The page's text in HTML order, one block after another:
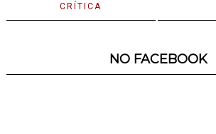
CRÍTICA
NO FACEBOOK